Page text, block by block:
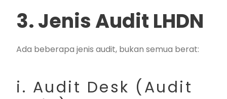
3. Jenis Audit LHDN
Ada beberapa jenis audit, bukan semua berat:
i. Audit Desk (Audit